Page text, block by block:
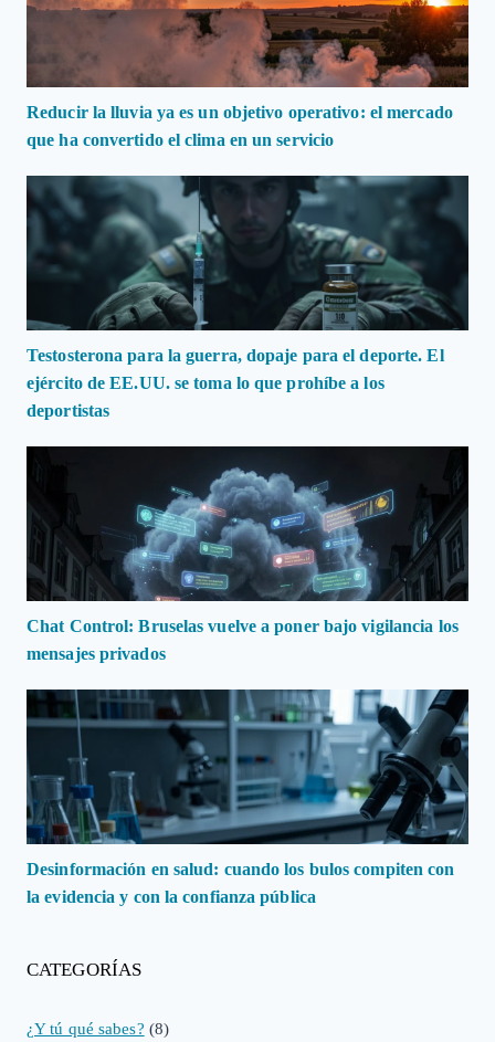
Reducir la lluvia ya es un objetivo operativo: el mercado
que ha convertido el clima en un servicio
Testosterona para la guerra, dopaje para el deporte. El
ejército de EE.UU. se toma lo que prohíbe a los
deportistas
Chat Control: Bruselas vuelve a poner bajo vigilancia los
mensajes privados
Desinformación en salud: cuando los bulos compiten con
la evidencia y con la confianza pública
CATEGORÍAS
¿Y tú qué sabes? (8)